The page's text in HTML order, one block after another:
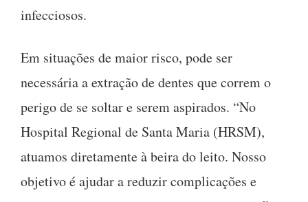
infecciosos.
Em situações de maior risco, pode ser
necessária a extração de dentes que correm o
perigo de se soltar e serem aspirados. “No
Hospital Regional de Santa Maria (HRSM),
atuamos diretamente à beira do leito. Nosso
objetivo é ajudar a reduzir complicações e